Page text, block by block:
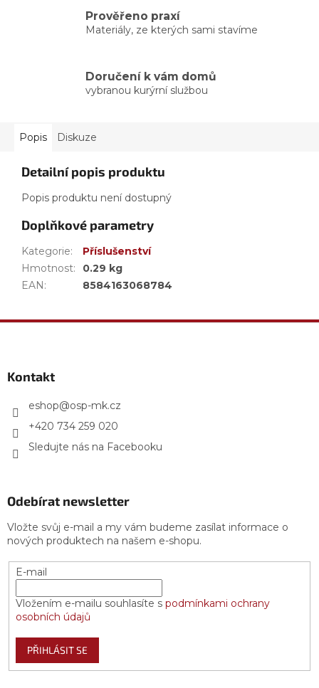
Prověřeno praxí
Materiály, ze kterých sami stavíme
Doručení k vám domů
vybranou kurýrní službou
Popis Diskuze
Detailní popis produktu
Popis produktu není dostupný
Doplňkové parametry
Kategorie:
Příslušenství
Hmotnost:
0.29 kg
EAN: 8584163068784
Kontakt
eshop@osp-mk.cz
+420 734 259 020
Sledujte nás na Facebooku
Odebírat newsletter
Vložte svůj e-mail a my vám budeme zasílat informace o
nových produktech na našem e-shopu.
E-mail
Vložením e-mailu souhlasíte s podmínkami ochrany
osobních údajů
PŘIHLÁSIT SE